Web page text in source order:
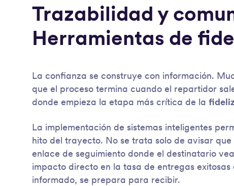
Trazabilidad y
Herramientas de
La confianza se construye con información.
que el proceso termina cuando el repartidor
donde empieza la etapa más crítica de la
La implementación de sistemas inteligentes
hito del trayecto. No se trata solo de avisar
enlace de seguimiento donde el destinatario
impacto directo en la tasa de entregas
informado, se prepara para recibir.